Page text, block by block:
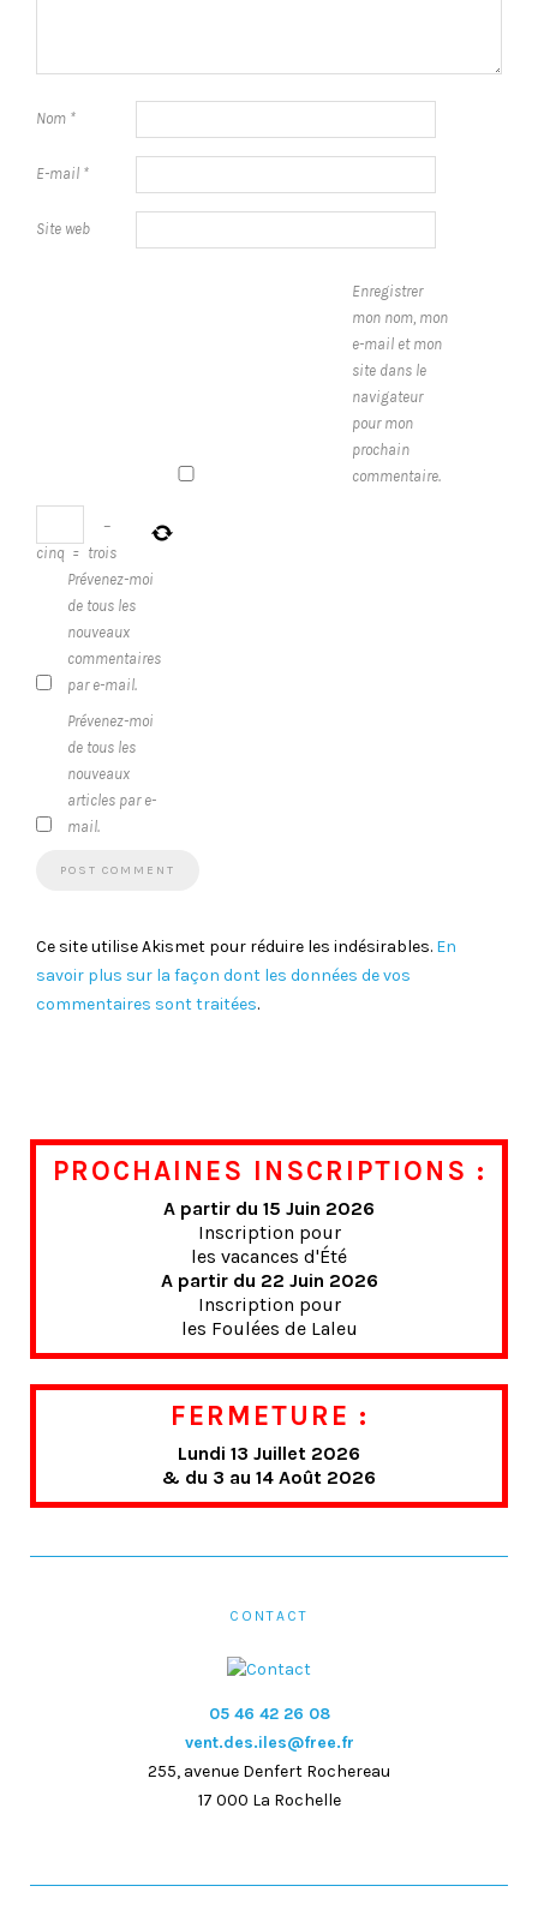
Nom *
E-mail *
Site web
Enregistrer
mon nom, mon
e-mail et mon
site dans le
navigateur
pour mon
prochain
commentaire.
−
cinq = trois
Prévenez-moi
de tous les
nouveaux
commentaires
par e-mail.
Prévenez-moi
de tous les
nouveaux
articles par e-
mail.
Ce site utilise Akismet pour réduire les indésirables. En
savoir plus sur la façon dont les données de vos
commentaires sont traitées.
PROCHAINES INSCRIPTIONS :
A partir du 15 Juin 2026
Inscription pour
les vacances d'Été
A partir du 22 Juin 2026
Inscription pour
les Foulées de Laleu
FERMETURE :
Lundi 13 Juillet 2026
& du 3 au 14 Août 2026
CONTACT
05 46 42 26 08
vent.des.iles@free.fr
255, avenue Denfert Rochereau
17 000 La Rochelle